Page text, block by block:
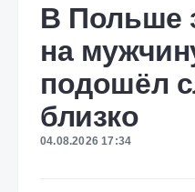
В Польше
на
подошёл
близко
04.08.2026 17:34